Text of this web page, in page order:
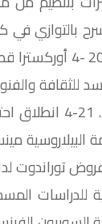
المسرح
دراما السادس
توراندوت
للدراسات